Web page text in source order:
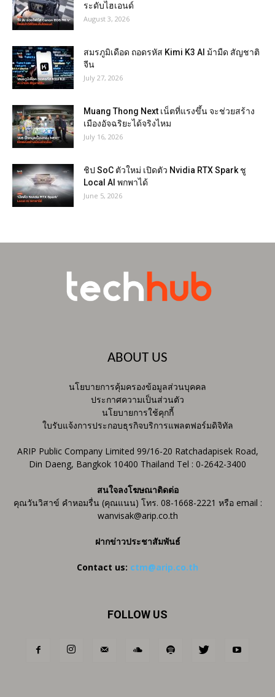
ระดับไฮเอนด์
August 3, 2026
สมรภูมิเดือด ถอดรหัส Kimi K3 AI ม้ามืด สัญชาติ
จีน
July 27, 2026
Muang Thong Next เน็ตที่แรงขึ้น จะช่วยสร้าง
เมืองอัจฉริยะได้จริงไหม
July 16, 2026
ชิป SoC ตัวใหม่ เปิดตัว Nvidia RTX Spark ชู
Local AI พกพาได้
June 5, 2026
ABOUT US
นโยบายการคุ้มครองข้อมูลส่วนบุคคล
ประกาศความเป็นส่วนตัว
นโยบายการใช้คุกกี้
ใบรับแจ้งการประกอบธุรกิจบริการแพลตฟอร์มดิจิทัล
ARIP Public Company Limited 99/16-20 Ratchadapisek Road,
Din Daeng, Bangkok 10400 Thailand Tel : 0-2642-3400
สนใจลงโฆษณาติดต่อ
คุณวันวิสาข์ คำหอมรื่น (คุณแนน) โทร. 08-1668-2221 หรือ email :
wanvisak@arip.co.th
ฝากข่าวประชาสัมพันธ์
Contact us: ctm@arip.co.th
FOLLOW US